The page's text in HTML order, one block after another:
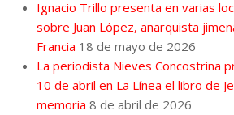
Ignacio Trillo presenta en varias
sobre Juan López, anarquista
Francia 18 de mayo de 2026
La periodista Nieves Concostrina
10 de abril en La Línea el libro de
memoria 8 de abril de 2026